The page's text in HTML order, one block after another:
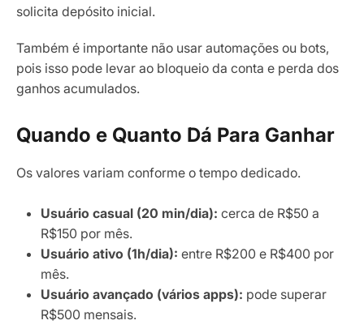
solicita depósito inicial.
Também é importante não usar automações ou bots,
pois isso pode levar ao bloqueio da conta e perda dos
ganhos acumulados.
Quando e Quanto Dá Para Ganhar
Os valores variam conforme o tempo dedicado.
Usuário casual (20 min/dia): cerca de R$50 a
R$150 por mês.
Usuário ativo (1h/dia): entre R$200 e R$400 por
mês.
Usuário avançado (vários apps): pode superar
R$500 mensais.